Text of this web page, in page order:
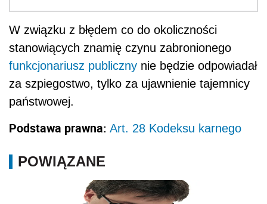
W związku z błędem co do okoliczności
stanowiących znamię czynu zabronionego
funkcjonariusz publiczny nie będzie odpowiadał
za szpiegostwo, tylko za ujawnienie tajemnicy
państwowej.
Podstawa prawna: Art. 28 Kodeksu karnego
POWIĄZANE